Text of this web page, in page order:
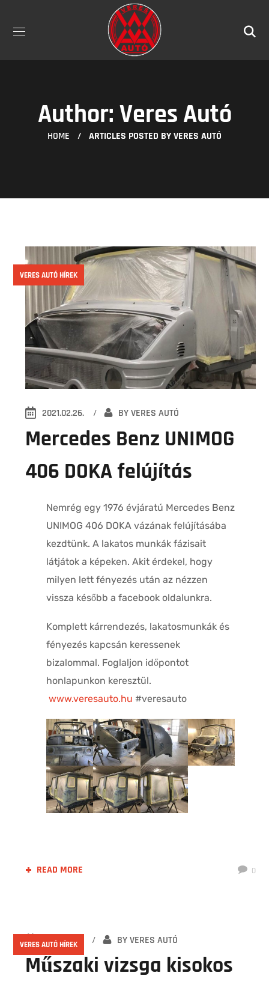
Author: Veres Autó
HOME ARTICLES POSTED BY VERES AUTÓ
VERES AUTÓ HÍREK
2021.02.26. BYVERES AUTÓ
Mercedes Benz UNIMOG
406 DOKA felújítás
Nemrég egy 1976 évjáratú Mercedes Benz
UNIMOG 406 DOKA vázának felújításába
kezdtünk. A lakatos munkák fázisait
látjátok a képeken. Akit érdekel, hogy
milyen lett fényezés után az nézzen
vissza később a facebook oldalunkra.
Komplett kárrendezés, lakatosmunkák és
fényezés kapcsán keressenek
bizalommal. Foglaljon időpontot
honlapunkon keresztül.
www.veresauto.hu #veresauto
READ MORE 0
VERES AUTÓ HÍREK
2021.02.14. BYVERES AUTÓ
Műszaki vizsga kisokos